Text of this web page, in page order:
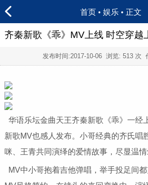
首页 • 娱乐 • 正文
齐秦新歌《乖》MV上线 时空穿越
发布时间:2017-10-06浏览: 513 次
华语乐坛金曲天王齐秦新歌《乖》一经
新歌MV也感人发布。小哥经典的齐氏唱
咪、王青共同演绎的爱情故事，尽显温情
MV中小哥抱着吉他弹唱，举手投足间